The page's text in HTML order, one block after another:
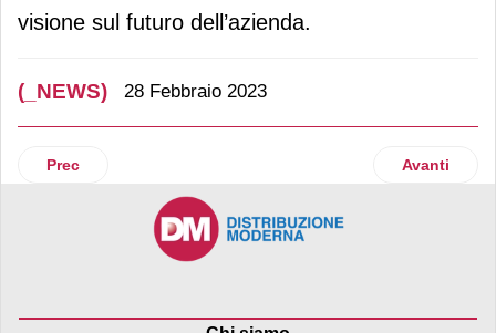
visione sul futuro dell’azienda.
(_NEWS) 28 Febbraio 2023
Articolo precedente: Raben Group ha chiuso il 2022 con
Prec Articolo
Avanti